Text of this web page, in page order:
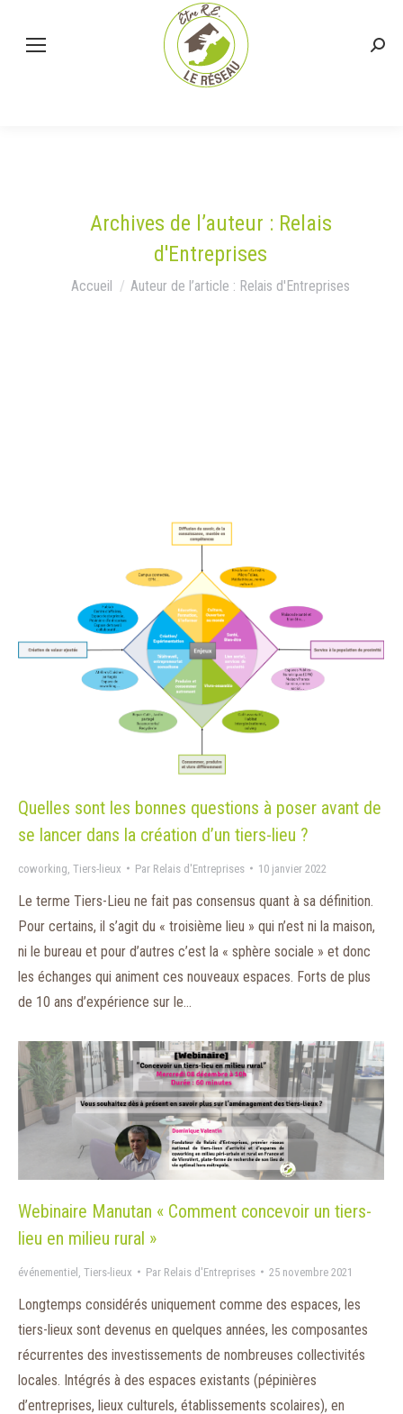
Archives de l’auteur : Relais
d'Entreprises
Vous êtes ici :
Accueil Auteur de l’article : Relais d'Entreprises
Quelles sont les bonnes questions à poser avant de
se lancer dans la création d’un tiers-lieu ?
coworking Tiers-lieux Par Relais d'Entreprises 10 janvier 2022
Le terme Tiers-Lieu ne fait pas consensus quant à sa définition.
Pour certains, il s’agit du « troisième lieu » qui n’est ni la maison,
ni le bureau et pour d’autres c’est la « sphère sociale » et donc
les échanges qui animent ces nouveaux espaces. Forts de plus
de 10 ans d’expérience sur le…
Webinaire Manutan « Comment concevoir un tiers-
lieu en milieu rural »
événementiel Tiers-lieux Par Relais d'Entreprises 25 novembre 2021
Longtemps considérés uniquement comme des espaces, les
tiers-lieux sont devenus en quelques années, les composantes
récurrentes des investissements de nombreuses collectivités
locales. Intégrés à des espaces existants (pépinières
d’entreprises, lieux culturels, établissements scolaires), en